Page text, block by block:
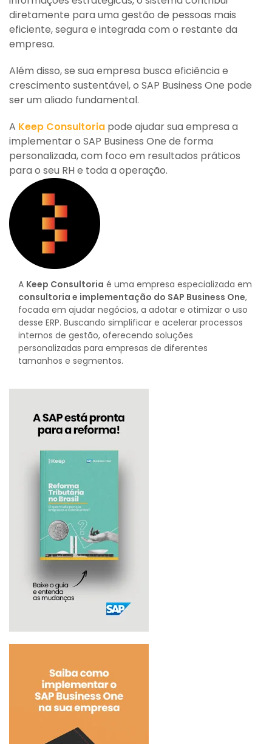
diretamente para uma gestão de pessoas mais
eficiente, segura e integrada com o restante da
empresa.
Além disso, se sua empresa busca eficiência e
crescimento sustentável, o SAP Business One pode
ser um aliado fundamental.
A Keep Consultoria pode ajudar sua empresa a
implementar o SAP Business One de forma
personalizada, com foco em resultados práticos
para o seu RH e toda a operação.
A Keep Consultoria é uma empresa especializada em
consultoria e implementação do SAP Business One,
focada em ajudar negócios, a adotar e otimizar o uso
desse ERP. Buscando simplificar e acelerar processos
internos de gestão, oferecendo soluções
personalizadas para empresas de diferentes
tamanhos e segmentos.